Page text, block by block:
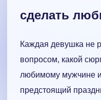
сделать
Каждая девушка не
вопросом, какой
любимому мужчине
предстоящий